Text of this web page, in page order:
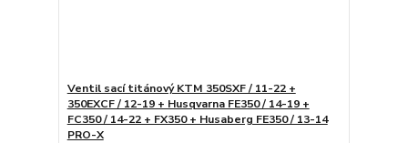
Ventil sací titánový KTM 350SXF / 11-22 +
350EXCF / 12-19 + Husqvarna FE350 / 14-19 +
FC350 / 14-22 + FX350 + Husaberg FE350 / 13-14
PRO-X